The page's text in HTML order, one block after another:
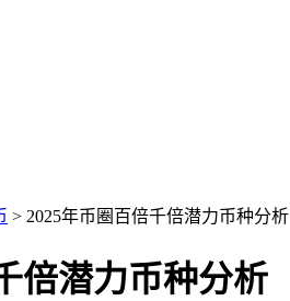
> 2025年币圈百倍千倍潜力币种分析
倍潜力币种分析